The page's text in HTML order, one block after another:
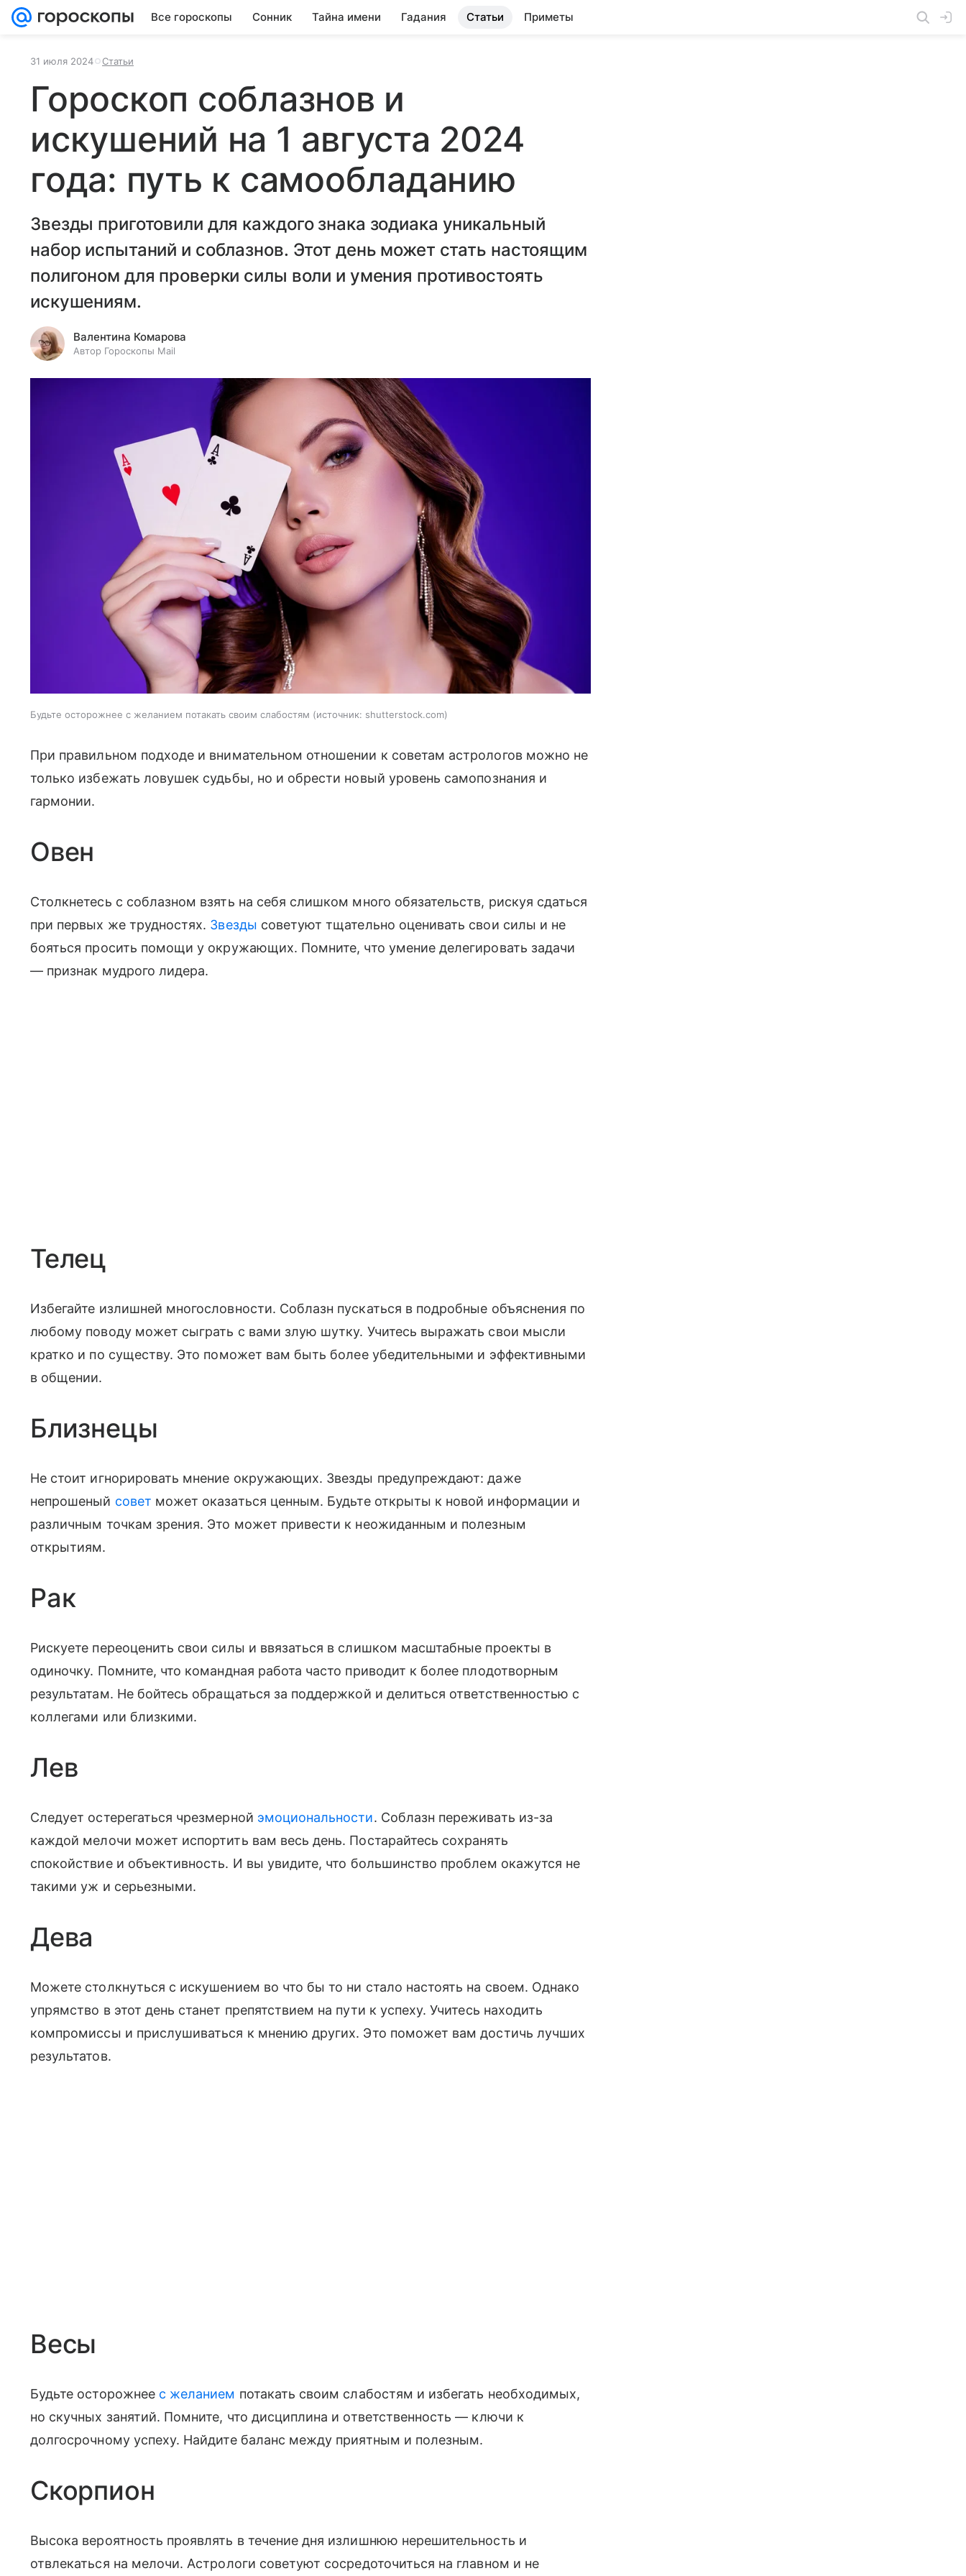
Все гороскопы Сонник Тайна имени Гадания Статьи Приметы
31 июля 2024 Статьи
Гороскоп соблазнов и
искушений на 1 августа 2024
года: путь к самообладанию
Звезды приготовили для каждого знака зодиака уникальный
набор испытаний и соблазнов. Этот день может стать настоящим
полигоном для проверки силы воли и умения противостоять
искушениям.
Валентина Комарова
Автор Гороскопы Mail
Будьте осторожнее с желанием потакать своим слабостям источник: shutterstock.com
При правильном подходе и внимательном отношении к советам астрологов можно не
только избежать ловушек судьбы, но и обрести новый уровень самопознания и
гармонии.
Овен
Столкнетесь с соблазном взять на себя слишком много обязательств, рискуя сдаться
при первых же трудностях. Звезды советуют тщательно оценивать свои силы и не
бояться просить помощи у окружающих. Помните, что умение делегировать задачи
— признак мудрого лидера.
Телец
Избегайте излишней многословности. Соблазн пускаться в подробные объяснения по
любому поводу может сыграть с вами злую шутку. Учитесь выражать свои мысли
кратко и по существу. Это поможет вам быть более убедительными и эффективными
в общении.
Близнецы
Не стоит игнорировать мнение окружающих. Звезды предупреждают: даже
непрошеный совет может оказаться ценным. Будьте открыты к новой информации и
различным точкам зрения. Это может привести к неожиданным и полезным
открытиям.
Рак
Рискуете переоценить свои силы и ввязаться в слишком масштабные проекты в
одиночку. Помните, что командная работа часто приводит к более плодотворным
результатам. Не бойтесь обращаться за поддержкой и делиться ответственностью с
коллегами или близкими.
Лев
Следует остерегаться чрезмерной эмоциональности. Соблазн переживать из-за
каждой мелочи может испортить вам весь день. Постарайтесь сохранять
спокойствие и объективность. И вы увидите, что большинство проблем окажутся не
такими уж и серьезными.
Дева
Можете столкнуться с искушением во что бы то ни стало настоять на своем. Однако
упрямство в этот день станет препятствием на пути к успеху. Учитесь находить
компромиссы и прислушиваться к мнению других. Это поможет вам достичь лучших
результатов.
Весы
Будьте осторожнее с желанием потакать своим слабостям и избегать необходимых,
но скучных занятий. Помните, что дисциплина и ответственность — ключи к
долгосрочному успеху. Найдите баланс между приятным и полезным.
Скорпион
Высока вероятность проявлять в течение дня излишнюю нерешительность и
отвлекаться на мелочи. Астрологи советуют сосредоточиться на главном и не